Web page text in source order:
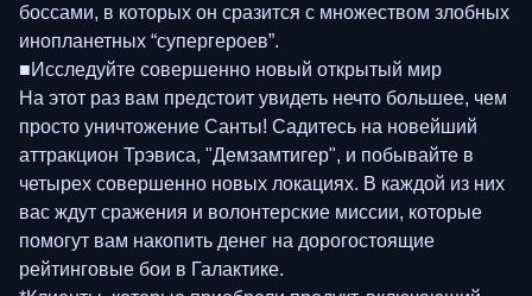
боссами, в которых он сразится с множеством злобных
инопланетных “супергероев”.
■Исследуйте совершенно новый открытый мир
На этот раз вам предстоит увидеть нечто большее, чем
просто уничтожение Санты! Садитесь на новейший
аттракцион Трэвиса, "Демзамтигер", и побывайте в
четырех совершенно новых локациях. В каждой из них
вас ждут сражения и волонтерские миссии, которые
помогут вам накопить денег на дорогостоящие
рейтинговые бои в Галактике.